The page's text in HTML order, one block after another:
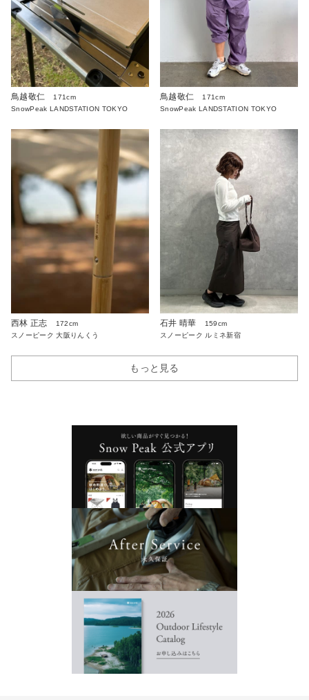
鳥越敬仁
171cm
SnowPeak LANDSTATION TOKYO
鳥越敬仁
171cm
SnowPeak LANDSTATION TOKYO
西林 正志
172cm
スノーピーク 大阪りんくう
石井 晴華
159cm
スノーピーク ルミネ新宿
もっと見る